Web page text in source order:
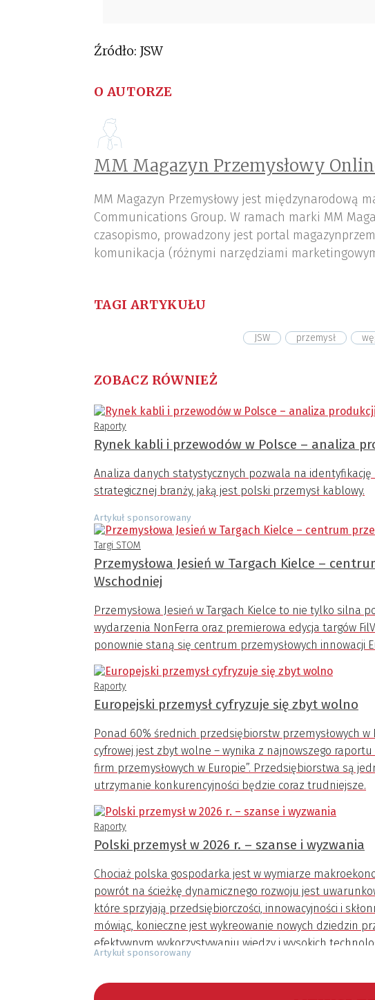
Źródło: JSW
O AUTORZE
MM Magazyn Przemysłowy
MM Magazyn Przemysłowy jest międzynarodową
Communications Group. W ramach marki MM
czasopismo, prowadzony jest portal
komunikacja (różnymi narzędziami
TAGI ARTYKUŁU
JSW przemysł
ZOBACZ RÓWNIEŻ
Raporty
Rynek kabli i przewodów w Polsce – analiza
Analiza danych statystycznych pozwala na
strategicznej branży, jaką jest polski przemysł kablowy.
Artykuł sponsorowany
Targi STOM
Przemysłowa Jesień w Targach Kielce –
Wschodniej
Przemysłowa Jesień w Targach Kielce to nie tylko silna
wydarzenia NonFerra oraz premierowa edycja targów
ponownie staną się centrum przemysłowych innowacji
Raporty
Europejski przemysł cyfryzuje się zbyt wolno
Ponad 60% średnich przedsiębiorstw przemysłowych
cyfrowej jest zbyt wolne – wynika z najnowszego raportu
firm przemysłowych w Europie”. Przedsiębiorstwa są
utrzymanie konkurencyjności będzie coraz trudniejsze.
Raporty
Polski przemysł w 2026 r. – szanse i wyzwania
Chociaż polska gospodarka jest w wymiarze
powrót na ścieżkę dynamicznego rozwoju jest
które sprzyjają przedsiębiorczości, innowacyjności i
mówiąc, konieczne jest wykreowanie nowych dziedzin
efektywnym wykorzystywaniu wiedzy i wysokich
ograniczeń, które wynikają z niedostatku kapitału i siły
Artykuł sponsorowany